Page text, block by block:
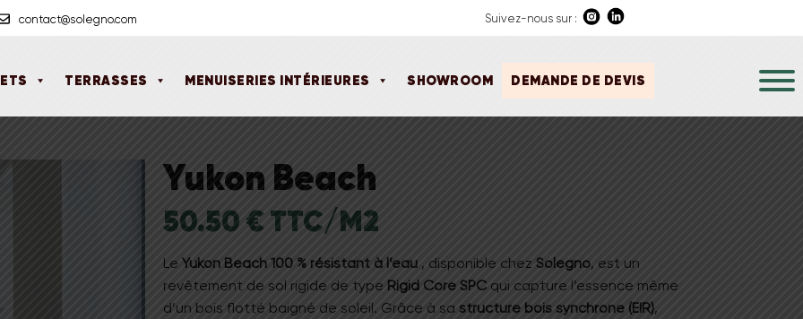
contact@solegno.com Suivez-nous sur :
TERRASSES MENUISERIES INTÉRIEURES SHOWROOM DEMANDE DE DEVIS
Yukon Beach
50.50 € TTC/M2
Le Yukon Beach 100 % résistant à l’eau , disponible chez Solegno, est un
revêtement de sol rigide de type Rigid Core SPC qui capture l’essence même
d’un bois flotté baigné de soleil. Grâce à sa structure bois synchrone (EIR),